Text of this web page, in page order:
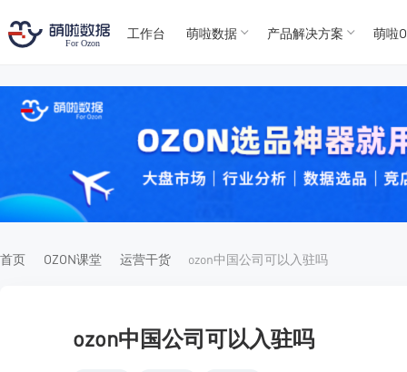
For
For
工作台 萌啦数据 产品解决方案 萌啦
首页 OZON课堂 运营干货 ozon中国公司可以入驻吗
ozon中国公司可以入驻吗